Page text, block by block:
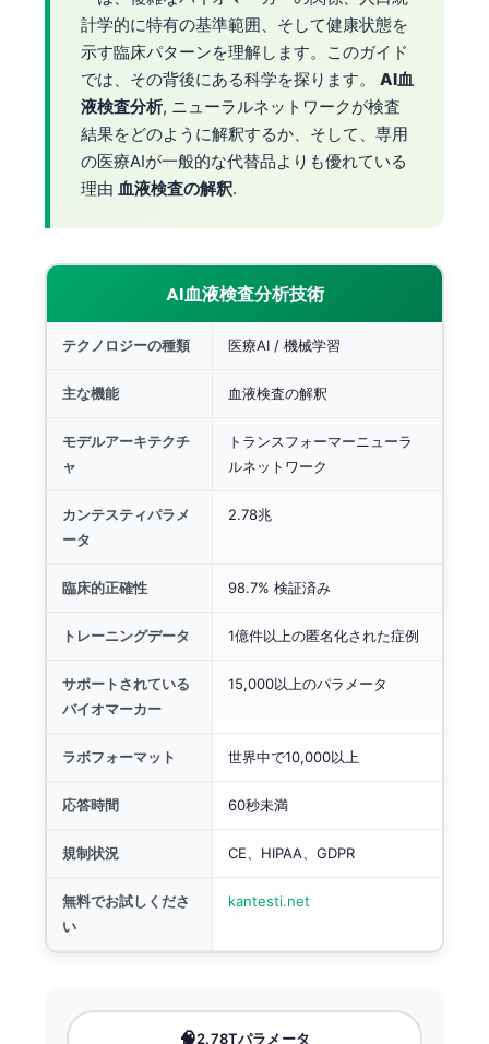
計学的に特有の基準範囲、そして健康状態を
示す臨床パターンを理解します。このガイド
では、その背後にある科学を探ります。 AI血
液検査分析, ニューラルネットワークが検査
結果をどのように解釈するか、そして、専用
の医療AIが一般的な代替品よりも優れている
理由 血液検査の解釈.
AI血液検査分析技術
テクノロジーの種類 医療AI / 機械学習
主な機能 血液検査の解釈
モデルアーキテクチ
ャ
トランスフォーマーニューラ
ルネットワーク
カンテスティパラメ
ータ
2.78兆
臨床的正確性 98.7% 検証済み
トレーニングデータ 1億件以上の匿名化された症例
サポートされている
バイオマーカー
15,000以上のパラメータ
ラボフォーマット 世界中で10,000以上
応答時間 60秒未満
規制状況 CE、HIPAA、GDPR
無料でお試しくださ
い
kantesti.net
🧠2.78Tパラメータ